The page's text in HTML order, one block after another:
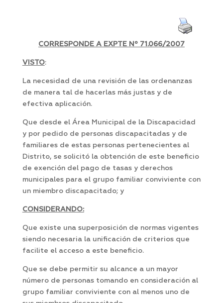
CORRESPONDE A EXPTE Nº 71.066/2007
VISTO:
La necesidad de una revisión de las ordenanzas
de manera tal de hacerlas más justas y de
efectiva aplicación.
Que desde el Área Municipal de la Discapacidad
y por pedido de personas discapacitadas y de
familiares de estas personas pertenecientes al
Distrito, se solicitó la obtención de este beneficio
de exención del pago de tasas y derechos
municipales para el grupo familiar conviviente con
un miembro discapacitado; y
CONSIDERANDO:
Que existe una superposición de normas vigentes
siendo necesaria la unificación de criterios que
facilite el acceso a este beneficio.
Que se debe permitir su alcance a un mayor
número de personas tomando en consideración al
grupo familiar conviviente con al menos uno de